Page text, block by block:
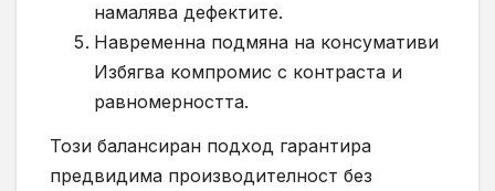
намалява дефектите.
Навременна подмяна на консумативи
Избягва компромис с контраста и
равномерността.
Този балансиран подход гарантира
предвидима производителност без